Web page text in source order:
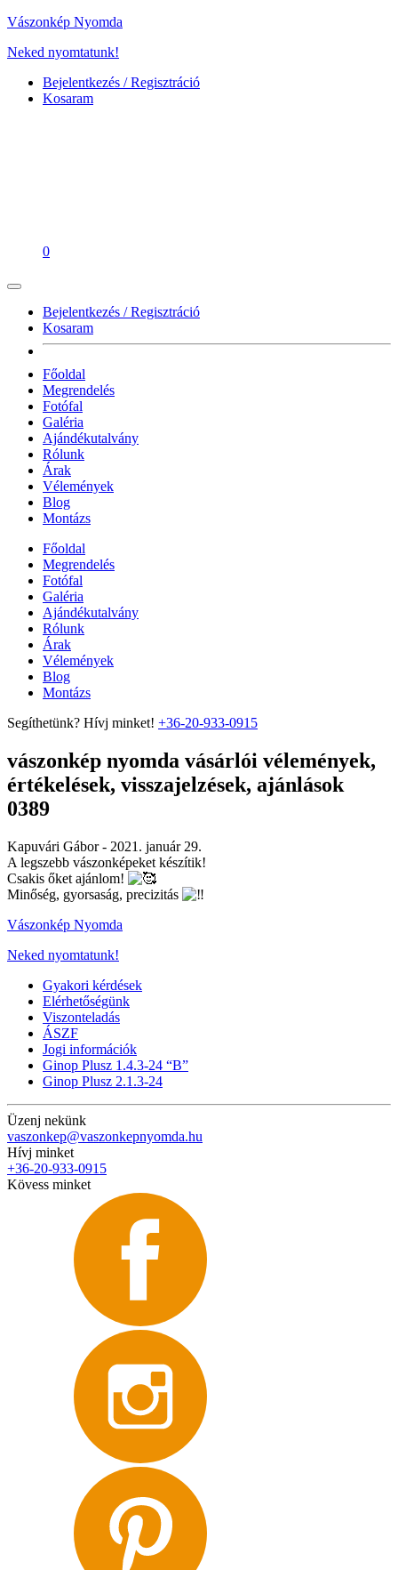
Vászonkép Nyomda
Neked nyomtatunk!
Bejelentkezés / Regisztráció
Kosaram
0
Bejelentkezés / Regisztráció
Kosaram
Főoldal
Megrendelés
Fotófal
Galéria
Ajándékutalvány
Rólunk
Árak
Vélemények
Blog
Montázs
Főoldal
Megrendelés
Fotófal
Galéria
Ajándékutalvány
Rólunk
Árak
Vélemények
Blog
Montázs
Segíthetünk? Hívj minket! +36-20-933-0915
vászonkép nyomda vásárlói vélemények,
értékelések, visszajelzések, ajánlások
0389
Kapuvári Gábor - 2021. január 29.
A legszebb vászonképeket készítik!
Csakis őket ajánlom!
Minőség, gyorsaság, precizitás
Vászonkép Nyomda
Neked nyomtatunk!
Gyakori kérdések
Elérhetőségünk
Viszonteladás
ÁSZF
Jogi információk
Ginop Plusz 1.4.3-24 “B”
Ginop Plusz 2.1.3-24
Üzenj nekünk
vaszonkep@vaszonkepnyomda.hu
Hívj minket
+36-20-933-0915
Kövess minket